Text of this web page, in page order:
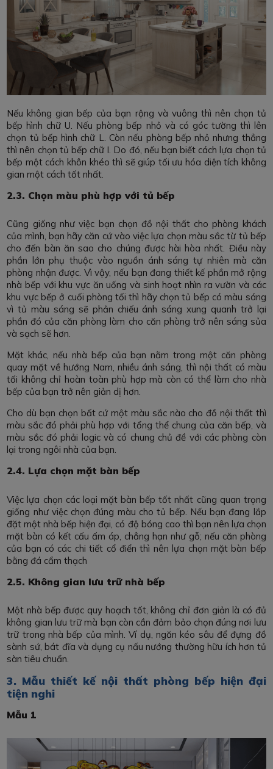
Nếu không gian bếp của bạn rộng và vuông thì nên chọn tủ
bếp hình chữ U. Nếu phòng bếp nhỏ và có góc tường thì lên
chọn tủ bếp hình chữ L. Còn nếu phòng bếp nhỏ nhưng thẳng
thì nên chọn tủ bếp chữ I. Do đó, nếu bạn biết cách lựa chọn tủ
bếp một cách khôn khéo thì sẽ giúp tối ưu hóa diện tích không
gian một cách tốt nhất.
2.3. Chọn màu phù hợp với tủ bếp
Cũng giống như việc bạn chọn đồ nội thất cho phòng khách
của mình, bạn hãy căn cứ vào việc lựa chọn màu sắc từ tủ bếp
cho đến bàn ăn sao cho chúng được hài hòa nhất. Điều này
phần lớn phụ thuộc vào nguồn ánh sáng tự nhiên mà căn
phòng nhận được. Vì vậy, nếu bạn đang thiết kế phần mở rộng
nhà bếp với khu vực ăn uống và sinh hoạt nhìn ra vườn và các
khu vực bếp ở cuối phòng tối thì hãy chọn tủ bếp có màu sáng
vì tủ màu sáng sẽ phản chiếu ánh sáng xung quanh trở lại
phần đó của căn phòng làm cho căn phòng trở nên sáng sủa
và sạch sẽ hơn.
Mặt khác, nếu nhà bếp của bạn nằm trong một căn phòng
quay mặt về hướng Nam, nhiều ánh sáng, thì nội thất có màu
tối không chỉ hoàn toàn phù hợp mà còn có thể làm cho nhà
bếp của bạn trở nên giản dị hơn.
Cho dù bạn chọn bất cứ một màu sắc nào cho đồ nội thất thì
màu sắc đó phải phù hợp với tổng thể chung của căn bếp, và
màu sắc đó phải logic và có chung chủ đề với các phòng còn
lại trong ngôi nhà của bạn.
2.4. Lựa chọn mặt bàn bếp
Việc lựa chọn các loại mặt bàn bếp tốt nhất cũng quan trọng
giống như việc chọn đúng màu cho tủ bếp. Nếu bạn đang lắp
đặt một nhà bếp hiện đại, có độ bóng cao thì bạn nên lựa chọn
mặt bàn có kết cấu ấm áp, chẳng hạn như gỗ; nếu căn phòng
của bạn có các chi tiết cổ điển thì nên lựa chọn mặt bàn bếp
bằng đá cẩm thạch
2.5. Không gian lưu trữ nhà bếp
Một nhà bếp được quy hoạch tốt, không chỉ đơn giản là có đủ
không gian lưu trữ mà bạn còn cần đảm bảo chọn đúng nơi lưu
trữ trong nhà bếp của mình. Ví dụ, ngăn kéo sâu để đựng đồ
sành sứ, bát đĩa và dụng cụ nấu nướng thường hữu ích hơn tủ
sàn tiêu chuẩn.
3. Mẫu thiết kế nội thất phòng bếp hiện đại
tiện nghi
Mẫu 1